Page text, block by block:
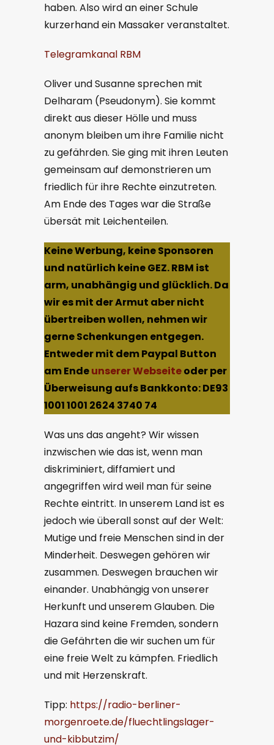
haben. Also wird an einer Schule
kurzerhand ein Massaker veranstaltet.
Telegramkanal RBM
Oliver und Susanne sprechen mit
Delharam (Pseudonym). Sie kommt
direkt aus dieser Hölle und muss
anonym bleiben um ihre Familie nicht
zu gefährden. Sie ging mit ihren Leuten
gemeinsam auf demonstrieren um
friedlich für ihre Rechte einzutreten.
Am Ende des Tages war die Straße
übersät mit Leichenteilen.
Keine Werbung, keine Sponsoren
und natürlich keine GEZ. RBM ist
arm, unabhängig und glücklich. Da
wir es mit der Armut aber nicht
übertreiben wollen, nehmen wir
gerne Schenkungen entgegen.
Entweder mit dem Paypal Button
am Endeunserer Webseiteoder per
Überweisung aufs Bankkonto: DE93
1001 1001 2624 3740 74
Was uns das angeht? Wir wissen
inzwischen wie das ist, wenn man
diskriminiert, diffamiert und
angegriffen wird weil man für seine
Rechte eintritt. In unserem Land ist es
jedoch wie überall sonst auf der Welt:
Mutige und freie Menschen sind in der
Minderheit. Deswegen gehören wir
zusammen. Deswegen brauchen wir
einander. Unabhängig von unserer
Herkunft und unserem Glauben. Die
Hazara sind keine Fremden, sondern
die Gefährten die wir suchen um für
eine freie Welt zu kämpfen. Friedlich
und mit Herzenskraft.
Tipp: https://radio-berliner-
morgenroete.de/fluechtlingslager-
und-kibbutzim/